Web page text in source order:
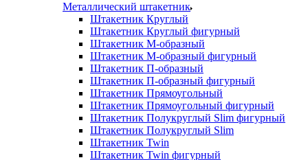
Металлический штакетник
Штакетник Круглый
Штакетник Круглый фигурный
Штакетник М-образный
Штакетник М-образный фигурный
Штакетник П-образный
Штакетник П-образный фигурный
Штакетник Прямоугольный
Штакетник Прямоугольный фигурный
Штакетник Полукруглый Slim фигурный
Штакетник Полукруглый Slim
Штакетник Twin
Штакетник Twin фигурный